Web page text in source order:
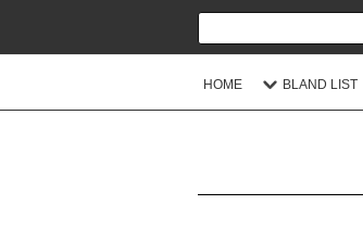
HOME BLAND LIST